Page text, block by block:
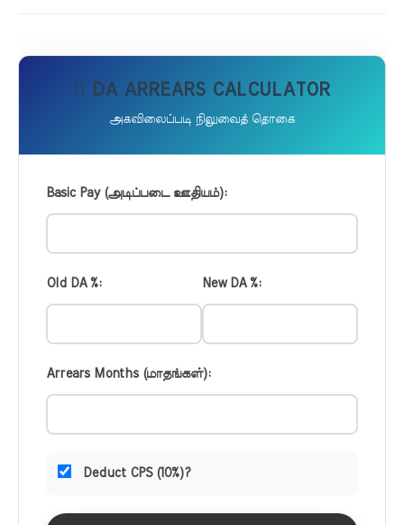
DA ARREARS CALCULATOR
அகவிலைப்படி நிலுவைத் தொகை
Basic Pay (அடிப்படை ஊதியம்):
Old DA %: New DA %:
Arrears Months (மாதங்கள்):
Deduct CPS (10%)?